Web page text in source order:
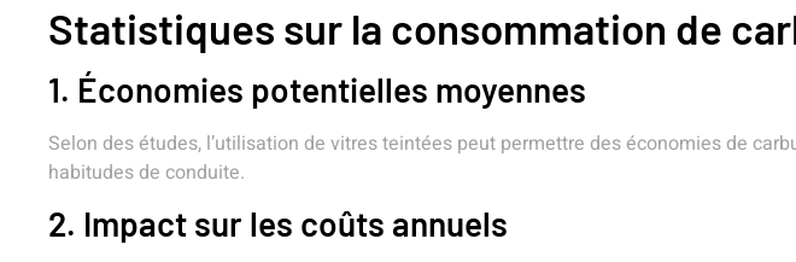
Statistiques sur la consommation de
1. Économies potentielles moyennes
Selon des études, l’utilisation de vitres teintées peut permettre des économies de
habitudes de conduite.
2. Impact sur les coûts annuels